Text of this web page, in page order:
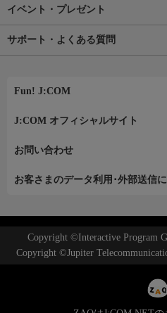
イベント・プレゼント
サポート・よくある質問
Fun! J:COM
J:COM オフィシャルサイト
お問い合わせ
お客さまのデータ利用･外部送信
Copyright ©Interactive Program
Copyright ©Jupiter